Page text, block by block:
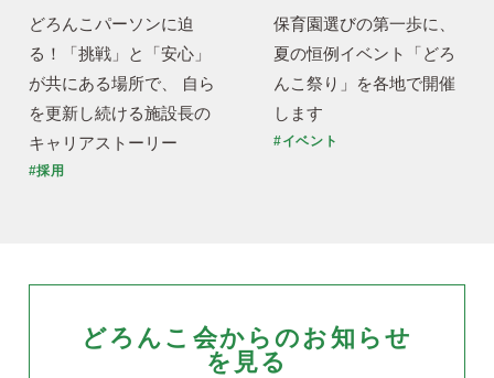
どろんこパーソンに迫
る！「挑戦」と「安心」
が共にある場所で、 自ら
を更新し続ける施設長の
キャリアストーリー
#採用
保育園選びの第一歩に、
夏の恒例イベント「どろ
んこ祭り」を各地で開催
します
#イベント
どろんこ会からのお知らせ
を見る